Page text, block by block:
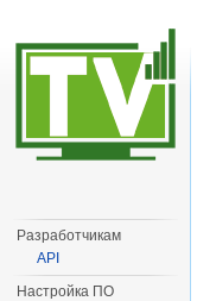
Разработчикам
API
Настройка ПО